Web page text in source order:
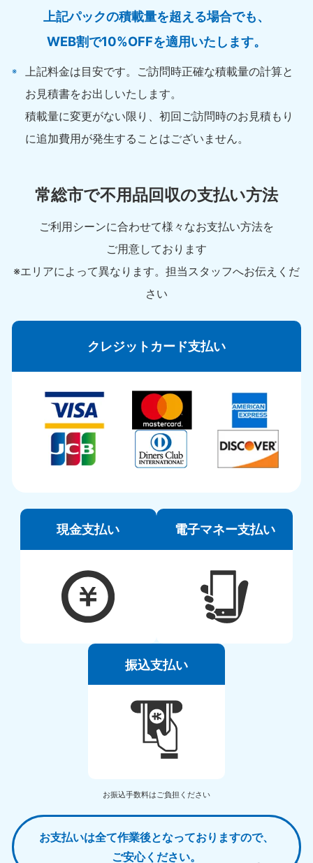
上記パックの積載量を超える場合でも、
WEB割で10%OFFを適用いたします。
上記料金は目安です。ご訪問時正確な積載量の計算と
お見積書をお出しいたします。
積載量に変更がない限り、初回ご訪問時のお見積もり
に追加費用が発生することはございません。
常総市で不用品回収の支払い方法
ご利用シーンに合わせて様々なお支払い方法を
ご用意しております
※エリアによって異なります。担当スタッフへお伝えくだ
さい
クレジットカード支払い
現金支払い 電子マネー支払い
振込支払い
お振込手数料はご負担ください
お支払いは全て作業後となっておりますので、
ご安心ください。